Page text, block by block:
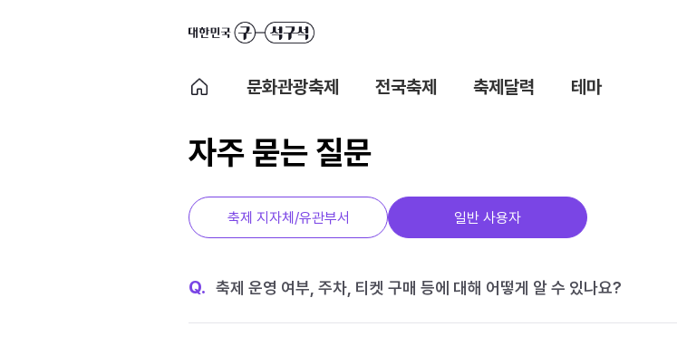
문화관광축제 전국축제 축제달력 테마
자주 묻는 질문
축제 지자체/유관부서 일반 사용자
Q. 축제 운영 여부, 주차, 티켓 구매 등에 대해 어떻게 알 수 있나요?